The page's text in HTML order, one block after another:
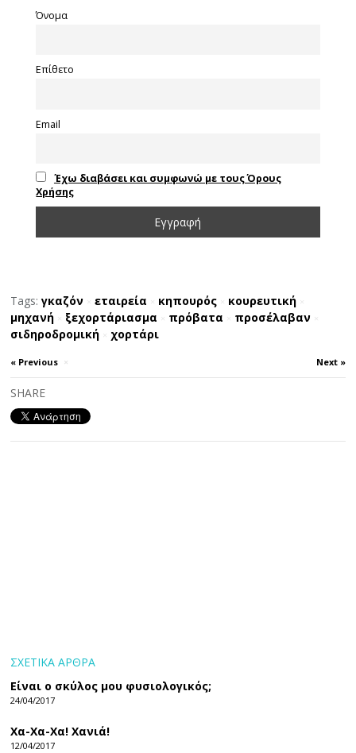
Όνομα
Επίθετο
Email
Έχω διαβάσει και συμφωνώ με τους Όρους
Χρήσης
Tags:γκαζόν εταιρεία κηπουρός κουρευτική
μηχανή ξεχορτάριασμα πρόβατα προσέλαβαν
σιδηροδρομική χορτάρι
« Previous × Next »
SHARE
ΣΧΕΤΙΚΑ ΑΡΘΡΑ
Είναι ο σκύλος μου φυσιολογικός;
24/04/2017
Χα-Χα-Χα! Χανιά!
12/04/2017